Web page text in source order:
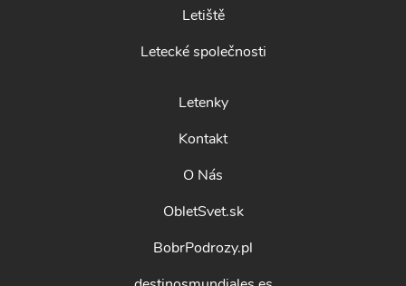
Letiště
Letecké společnosti
Letenky
Kontakt
O Nás
ObletSvet.sk
BobrPodrozy.pl